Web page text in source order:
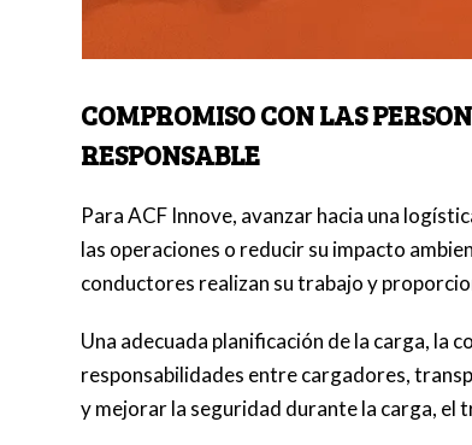
COMPROMISO CON LAS
RESPONSABLE
Para ACF Innove, avanzar hacia una
las operaciones o reducir su impacto
conductores realizan su trabajo y
Una adecuada planificación de la carga, la
responsabilidades entre cargadores,
y mejorar la seguridad durante la carga, el